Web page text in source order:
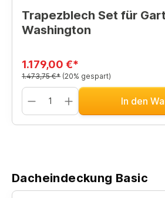
Trapezblech Set für
Washington
1.179,00 €*
1.473,75 €* (20% gespart)
In den
Dacheindeckung Basic